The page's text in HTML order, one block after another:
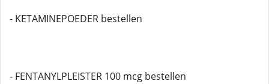
- KETAMINEPOEDER bestellen
- FENTANYLPLEISTER 100 mcg bestellen